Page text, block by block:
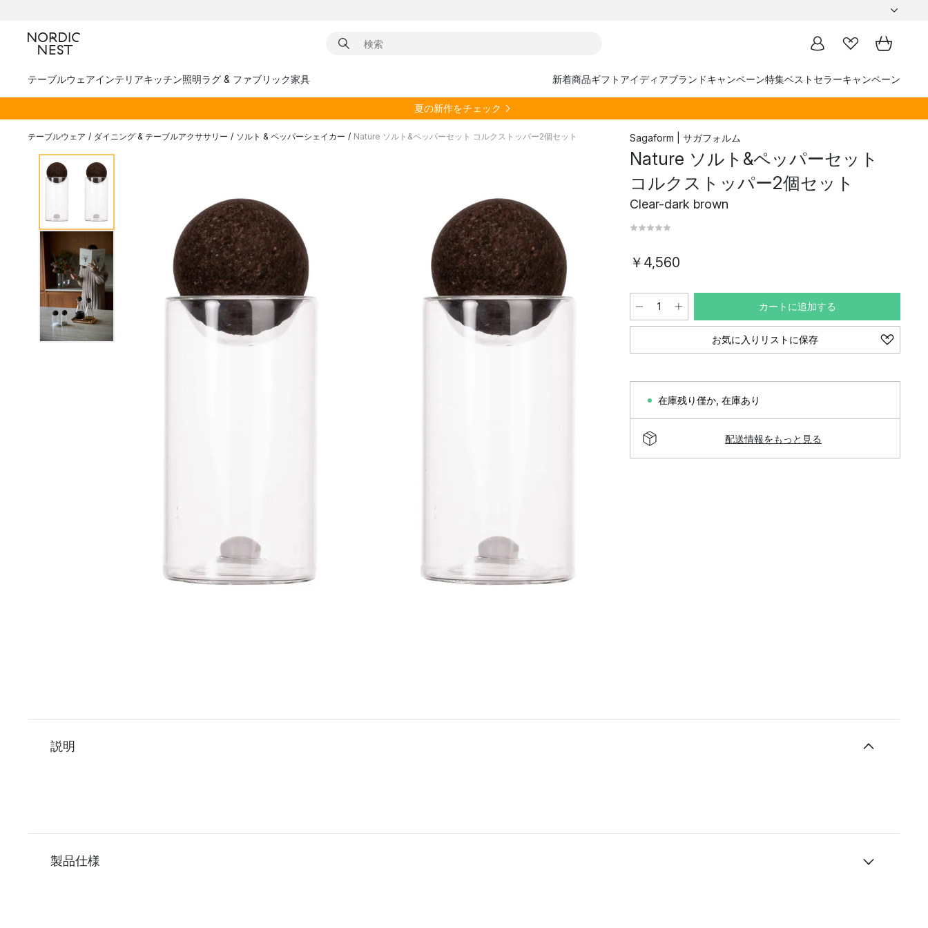
テーブルウェアインテリアキッチン照明ラグ & ファブリック家具 新着商品ギフトアイディアブランドキャンペーン特集ベストセラーキャンペーン
夏の新作をチェック
テーブルウェア / ダイニング & テーブルアクササリー / ソルト & ペッパーシェイカー / Nature ソルト&ペッパーセット コルクストッパー2個セット Sagaform | サガフォルム
Nature ソルト&ペッパーセット
コルクストッパー2個セット
Clear-dark brown
￥4,560
カートに追加する
お気に入りリストに保存
在庫残り僅か 在庫あり
配送情報をもっと見る
説明
製品仕様